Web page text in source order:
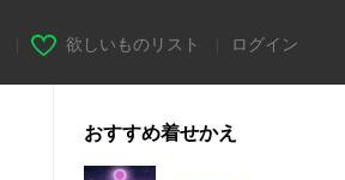
欲しいものリスト ログイン
おすすめ着せかえ